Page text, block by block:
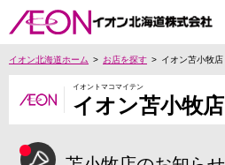
イオン北海道ホーム お店を探す イオン苫小牧店
イオントマコマイテン
イオン苫小牧店